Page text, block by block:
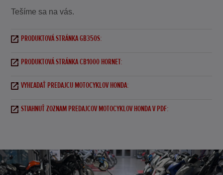
Tešíme sa na vás.
PRODUKTOVÁ STRÁNKA GB350S:
PRODUKTOVÁ STRÁNKA CB1000 HORNET:
VYHĽADAŤ PREDAJCU MOTOCYKLOV HONDA:
STIAHNUŤ ZOZNAM PREDAJCOV MOTOCYKLOV HONDA V PDF: